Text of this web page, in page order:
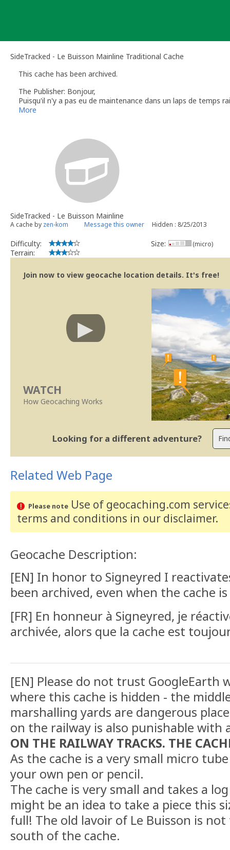
SideTracked - Le Buisson Mainline Traditional Cache
This cache has been archived.
The Publisher: Bonjour,
Puisqu'il n'y a pas eu de maintenance dans un laps de temps
voir aussi : http://www.geocaching.com/about/
More
SideTracked - Le Buisson Mainline
A cache by zen-kom Message this owner Hidden : 8/25/2013
Difficulty:
Terrain:
Size: (micro)
Join now to view geocache location details. It's free!
WATCH
How Geocaching Works
Looking for a different adventure?
Related Web Page
Please noteUse of geocaching.com
terms and conditions in our disclaimer.
Geocache Description:
[EN] In honor to Signeyred I
been archived, even when the cache
[FR] En honneur à Signeyred, je
archivée, alors que la cache est
[EN] Please do not trust GoogleEarth
where this cache is hidden - the
marshalling yards are dangerous
on the railway is also punishable with
ON THE RAILWAY TRACKS. THE
As the cache is a very small micro
your own pen or pencil.
The cache is very small and takes a
might be an idea to take a piece this
full! The old lavoir of Le Buisson is
south of the cache.